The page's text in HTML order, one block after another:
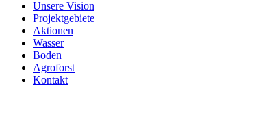
Unsere Vision
Projektgebiete
Aktionen
Wasser
Boden
Agroforst
Kontakt